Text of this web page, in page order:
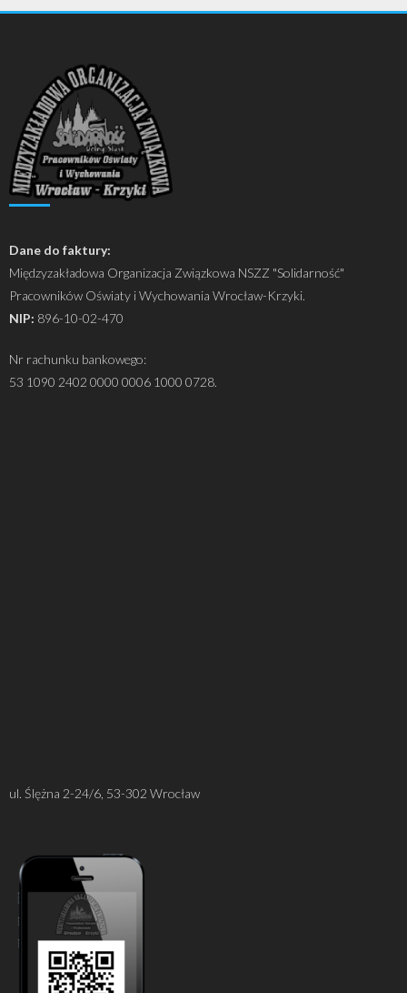
Dane do faktury:
Międzyzakładowa Organizacja Związkowa NSZZ "Solidarność"
Pracowników Oświaty i Wychowania Wrocław-Krzyki.
NIP: 896-10-02-470
Nr rachunku bankowego:
53 1090 2402 0000 0006 1000 0728.
ul. Ślężna 2-24/6, 53-302 Wrocław